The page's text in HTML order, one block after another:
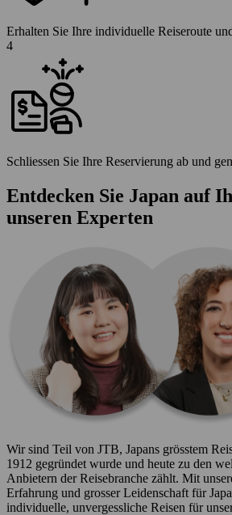
Erhalten Sie Ihre individuelle Reiseroute
4
Schliessen Sie Ihre Reservierung ab und
Entdecken Sie Japan auf
unseren Experten
Wir sind Teil von JTB, Japans grösstem
1912 gegründet wurde und heute zu den
Anbietern der Reisebranche zählt. Mit
Erfahrung und grosser Leidenschaft für
individuelle, unvergessliche Reisen für